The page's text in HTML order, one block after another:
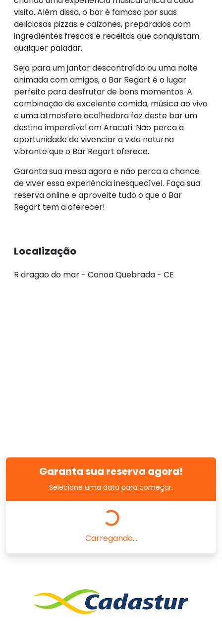
visita. Além disso, o bar é famoso por suas
deliciosas pizzas e calzones, preparados com
ingredientes frescos e receitas que conquistam
qualquer paladar.
Seja para um jantar descontraído ou uma noite
animada com amigos, o Bar Regart é o lugar
perfeito para desfrutar de bons momentos. A
combinação de excelente comida, música ao vivo
e uma atmosfera acolhedora faz deste bar um
destino imperdível em Aracati. Não perca a
oportunidade de vivenciar a vida noturna
vibrante que o Bar Regart oferece.
Garanta sua mesa agora e não perca a chance
de viver essa experiência inesquecível. Faça sua
reserva online e aproveite tudo o que o Bar
Regart tem a oferecer!
Localização
R dragao do mar - Canoa Quebrada - CE
Garanta sua reserva agora!
Selecione uma data para começar.
Carregando...